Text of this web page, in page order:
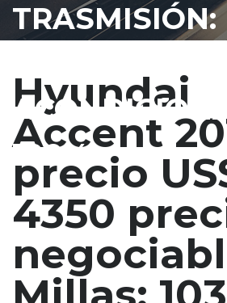
TRASMISIÓN:
100%
Hyundai
Accent
precio
4350